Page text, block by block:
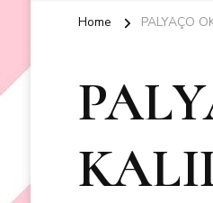
Home PALYAÇO